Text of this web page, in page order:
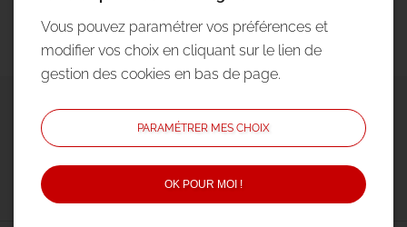
Vous pouvez paramétrer vos préférences et
modifier vos choix en cliquant sur le lien de
gestion des cookies en bas de page.
PARAMÉTRER MES CHOIX
OK POUR MOI !